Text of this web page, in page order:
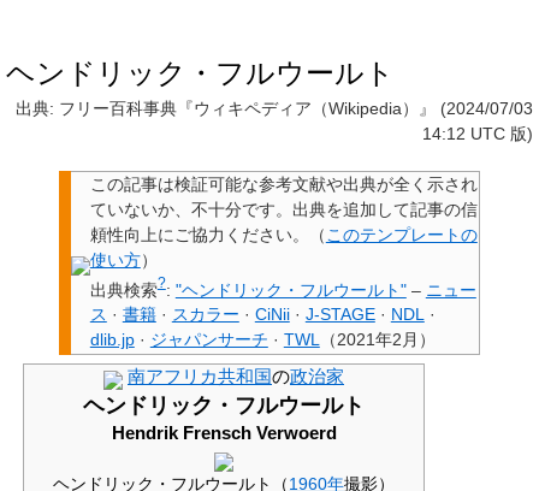
ヘンドリック・フルウールト
出典: フリー百科事典『ウィキペディア（Wikipedia）』 (2024/07/03
14:12 UTC 版)
この記事は検証可能な参考文献や出典が全く示され
ていないか、不十分です。 出典を追加して記事の信
頼性向上にご協力ください。
（ このテンプレートの
使い方）
出典検索?: "ヘンドリック・フルウールト"– ニュー
ス · 書籍 · スカラー · CiNii · J-STAGE · NDL ·
dlib.jp · ジャパンサーチ · TWL（2021年2月 ）
南アフリカ共和国の政治家
ヘンドリック・フルウールト
Hendrik Frensch Verwoerd
ヘンドリック・フルウールト（1960年撮影）